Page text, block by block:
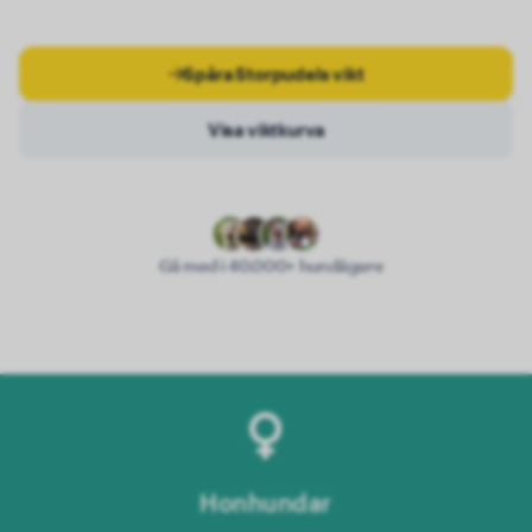
Spåra Storpudels vikt
Visa viktkurva
Gå med i 40.000+ hundägare
Honhundar